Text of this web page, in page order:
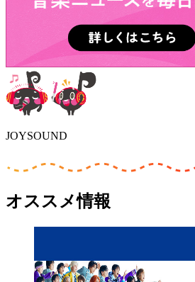
JOYSOUND
オススメ情報